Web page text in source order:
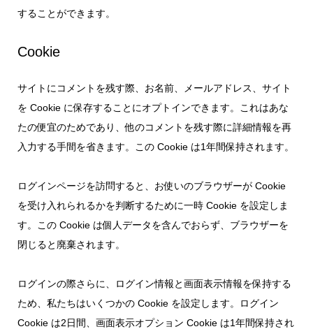
することができます。
Cookie
サイトにコメントを残す際、お名前、メールアドレス、サイト
を Cookie に保存することにオプトインできます。これはあな
たの便宜のためであり、他のコメントを残す際に詳細情報を再
入力する手間を省きます。この Cookie は1年間保持されます。
ログインページを訪問すると、お使いのブラウザーが Cookie
を受け入れられるかを判断するために一時 Cookie を設定しま
す。この Cookie は個人データを含んでおらず、ブラウザーを
閉じると廃棄されます。
ログインの際さらに、ログイン情報と画面表示情報を保持する
ため、私たちはいくつかの Cookie を設定します。ログイン
Cookie は2日間、画面表示オプション Cookie は1年間保持され